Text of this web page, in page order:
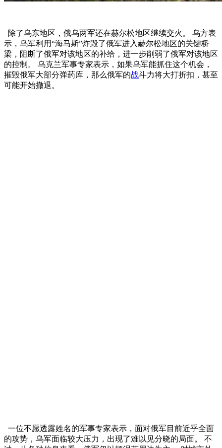
除了乌东地区，俄乌两军还在赫尔松地区继续交火。 乌方表
示，乌军利用“海马斯”炸毁了俄军进入赫尔松地区的关键桥
梁，阻断了俄军对该地区的补给，进一步削弱了俄军对该地区
的控制。 乌克兰军事专家表示，如果乌军能抓住这个机会，
摧毁俄军大部分弹药库，那么俄军的战斗力将大打折扣，甚至
可能开始撤退。
一位不愿透露姓名的军事专家表示，面对俄军目前近乎全面
的攻势，乌军面临较大压力，出现了难以见分晓的局面。 不